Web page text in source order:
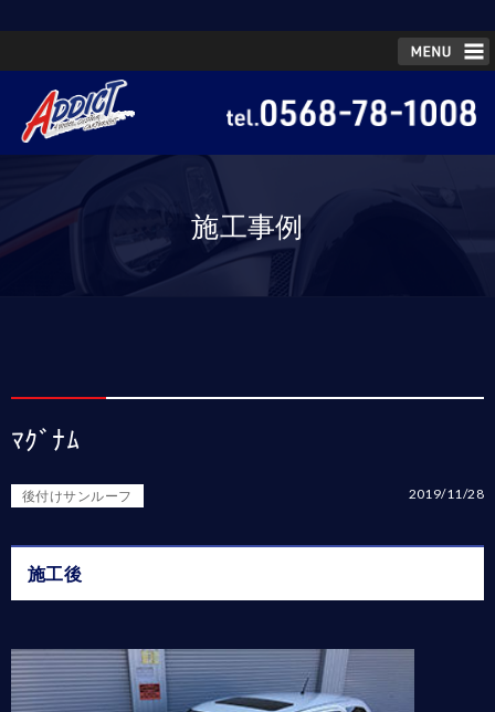
施工事例
ﾏｸﾞﾅﾑ
後付けサンルーフ 2019/11/28
施工後